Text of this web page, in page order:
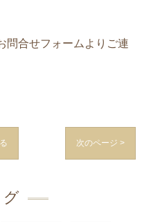
問合せフォームよりご連
次のページ >